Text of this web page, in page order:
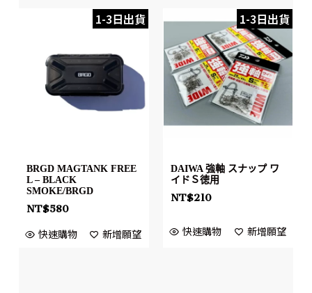
1-3日出貨
BRGD MAGTANK FREE
L – BLACK
SMOKE/BRGD
NT$580
快速購物 新增願望
1-3日出貨
DAIWA 強軸 スナップ ワ
イドＳ徳用
NT$210
快速購物 新增願望